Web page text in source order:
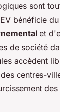
sont
bénéficie du
et
de société
accèdent
centres-